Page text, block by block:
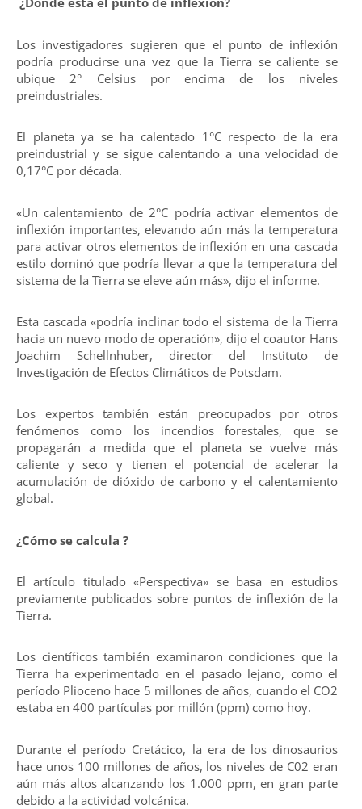
Los investigadores sugieren que el punto de inflexión
podría producirse una vez que la Tierra se caliente se
ubique 2° Celsius por encima de los niveles
preindustriales.
El planeta ya se ha calentado 1°C respecto de la era
preindustrial y se sigue calentando a una velocidad de
0,17°C por década.
«Un calentamiento de 2°C podría activar elementos de
inflexión importantes, elevando aún más la temperatura
para activar otros elementos de inflexión en una cascada
estilo dominó que podría llevar a que la temperatura del
sistema de la Tierra se eleve aún más», dijo el informe.
Esta cascada «podría inclinar todo el sistema de la Tierra
hacia un nuevo modo de operación», dijo el coautor Hans
Joachim Schellnhuber, director del Instituto de
Investigación de Efectos Climáticos de Potsdam.
Los expertos también están preocupados por otros
fenómenos como los incendios forestales, que se
propagarán a medida que el planeta se vuelve más
caliente y seco y tienen el potencial de acelerar la
acumulación de dióxido de carbono y el calentamiento
global.
¿Cómo se calcula ?
El artículo titulado «Perspectiva» se basa en estudios
previamente publicados sobre puntos de inflexión de la
Tierra.
Los científicos también examinaron condiciones que la
Tierra ha experimentado en el pasado lejano, como el
período Plioceno hace 5 millones de años, cuando el CO2
estaba en 400 partículas por millón (ppm) como hoy.
Durante el período Cretácico, la era de los dinosaurios
hace unos 100 millones de años, los niveles de C02 eran
aún más altos alcanzando los 1.000 ppm, en gran parte
debido a la actividad volcánica.